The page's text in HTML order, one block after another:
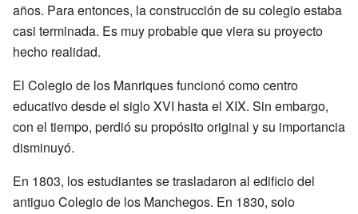
años. Para entonces, la construcción de su colegio estaba
casi terminada. Es muy probable que viera su proyecto
hecho realidad.
El Colegio de los Manriques funcionó como centro
educativo desde el siglo XVI hasta el XIX. Sin embargo,
con el tiempo, perdió su propósito original y su importancia
disminuyó.
En 1803, los estudiantes se trasladaron al edificio del
antiguo Colegio de los Manchegos. En 1830, solo